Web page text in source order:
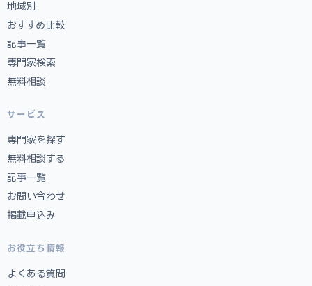
地域別
おすすめ比較
記事一覧
専門家検索
無料相談
サービス
専門家を探す
無料相談する
記事一覧
お問い合わせ
掲載申込み
お役立ち情報
よくある質問